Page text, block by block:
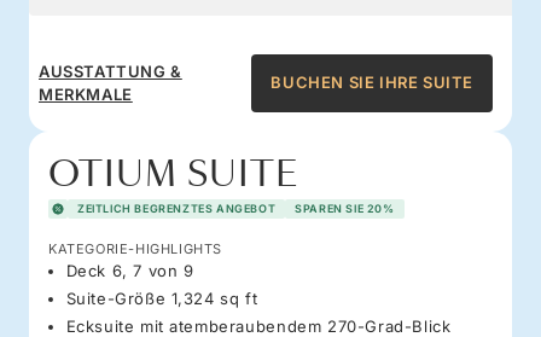
AUSSTATTUNG &
MERKMALE
BUCHEN SIE IHRE SUITE
OTIUM SUITE
ZEITLICH BEGRENZTES ANGEBOT SPAREN SIE 20%
KATEGORIE-HIGHLIGHTS
Deck 6, 7 von 9
Suite-Größe 1,324 sq ft
Ecksuite mit atemberaubendem 270-Grad-Blick